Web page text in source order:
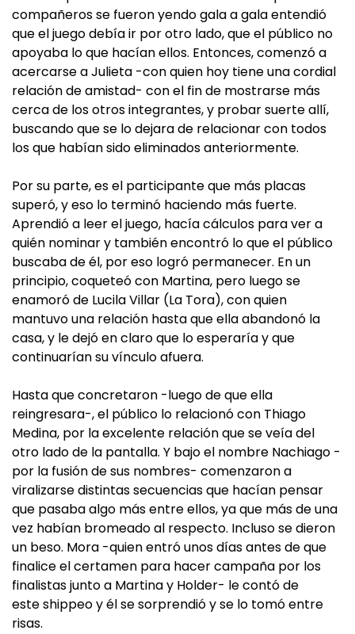
compañeros se fueron yendo gala a gala entendió
que el juego debía ir por otro lado, que el público no
apoyaba lo que hacían ellos. Entonces, comenzó a
acercarse a Julieta -con quien hoy tiene una cordial
relación de amistad- con el fin de mostrarse más
cerca de los otros integrantes, y probar suerte allí,
buscando que se lo dejara de relacionar con todos
los que habían sido eliminados anteriormente.
Por su parte, es el participante que más placas
superó, y eso lo terminó haciendo más fuerte.
Aprendió a leer el juego, hacía cálculos para ver a
quién nominar y también encontró lo que el público
buscaba de él, por eso logró permanecer. En un
principio, coqueteó con Martina, pero luego se
enamoró de Lucila Villar (La Tora), con quien
mantuvo una relación hasta que ella abandonó la
casa, y le dejó en claro que lo esperaría y que
continuarían su vínculo afuera.
Hasta que concretaron -luego de que ella
reingresara-, el público lo relacionó con Thiago
Medina, por la excelente relación que se veía del
otro lado de la pantalla. Y bajo el nombre Nachiago -
por la fusión de sus nombres- comenzaron a
viralizarse distintas secuencias que hacían pensar
que pasaba algo más entre ellos, ya que más de una
vez habían bromeado al respecto. Incluso se dieron
un beso. Mora -quien entró unos días antes de que
finalice el certamen para hacer campaña por los
finalistas junto a Martina y Holder- le contó de
este shippeo y él se sorprendió y se lo tomó entre
risas.